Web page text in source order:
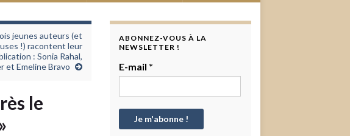
jeunes auteurs (et
!) racontent leur
: Sonia Rahal,
et Emeline Bravo
le
ABONNEZ-VOUS À LA
NEWSLETTER !
E-mail *